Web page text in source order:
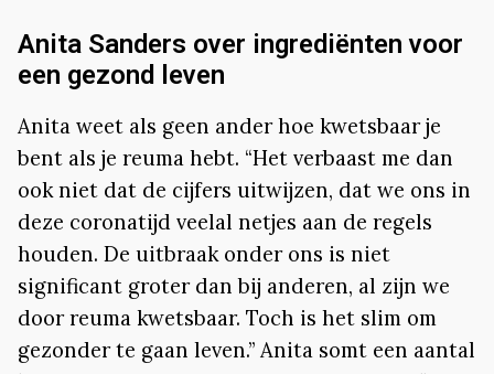
Anita Sanders over ingrediënten voor
een gezond leven
Anita weet als geen ander hoe kwetsbaar je
bent als je reuma hebt. “Het verbaast me dan
ook niet dat de cijfers uitwijzen, dat we ons in
deze coronatijd veelal netjes aan de regels
houden. De uitbraak onder ons is niet
significant groter dan bij anderen, al zijn we
door reuma kwetsbaar. Toch is het slim om
gezonder te gaan leven.” Anita somt een aantal